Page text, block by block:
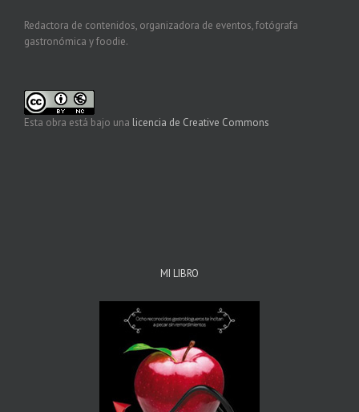
Redactora de contenidos, organizadora de eventos, fotógrafa
gastronómica y foodie.
Esta obra está bajo una licencia de Creative Commons
MI LIBRO